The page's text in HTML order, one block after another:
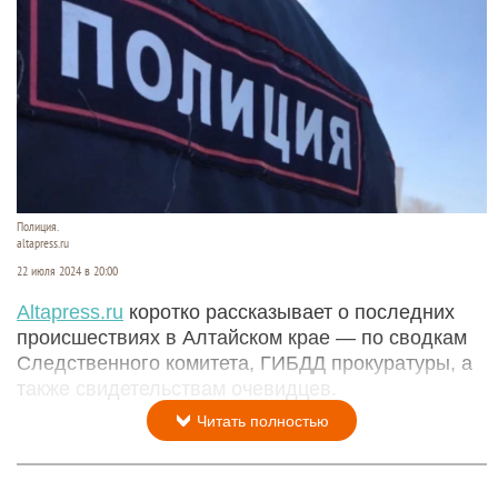
Полиция.
altapress.ru
22 июля 2024 в 20:00
Аltapress.ru коротко рассказывает о последних
происшествиях в Алтайском крае — по сводкам
Следственного комитета, ГИБДД прокуратуры, а
также свидетельствам очевидцев.
Читать полностью